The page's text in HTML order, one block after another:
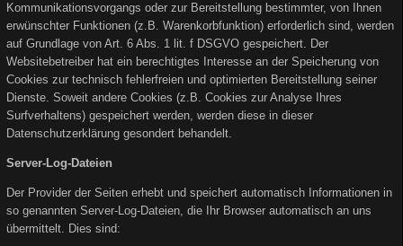
Kommunikationsvorgangs oder zur Bereitstellung bestimmter, von Ihnen
erwünschter Funktionen (z.B. Warenkorbfunktion) erforderlich sind, werden
auf Grundlage von Art. 6 Abs. 1 lit. f DSGVO gespeichert. Der
Websitebetreiber hat ein berechtigtes Interesse an der Speicherung von
Cookies zur technisch fehlerfreien und optimierten Bereitstellung seiner
Dienste. Soweit andere Cookies (z.B. Cookies zur Analyse Ihres
Surfverhaltens) gespeichert werden, werden diese in dieser
Datenschutzerklärung gesondert behandelt.
Server-Log-Dateien
Der Provider der Seiten erhebt und speichert automatisch Informationen in
so genannten Server-Log-Dateien, die Ihr Browser automatisch an uns
übermittelt. Dies sind: